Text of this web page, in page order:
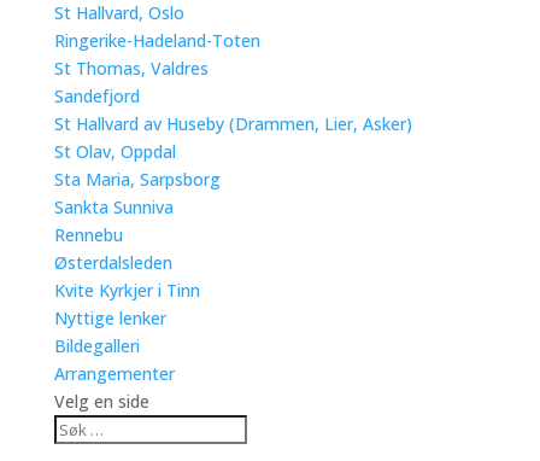
St Hallvard, Oslo
Ringerike-Hadeland-Toten
St Thomas, Valdres
Sandefjord
St Hallvard av Huseby (Drammen, Lier, Asker)
St Olav, Oppdal
Sta Maria, Sarpsborg
Sankta Sunniva
Rennebu
Østerdalsleden
Kvite Kyrkjer i Tinn
Nyttige lenker
Bildegalleri
Arrangementer
Velg en side